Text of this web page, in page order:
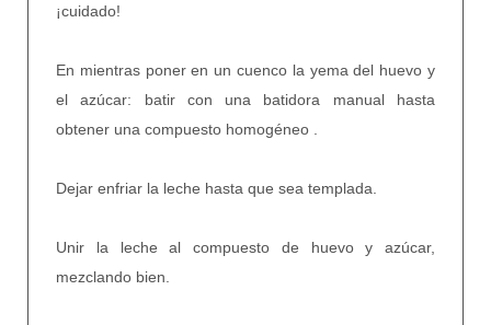
¡cuidado!
En mientras poner en un cuenco la yema del huevo y
el azúcar: batir con una batidora manual hasta
obtener una compuesto homogéneo .
Dejar enfriar la leche hasta que sea templada.
Unir la leche al compuesto de huevo y azúcar,
mezclando bien.